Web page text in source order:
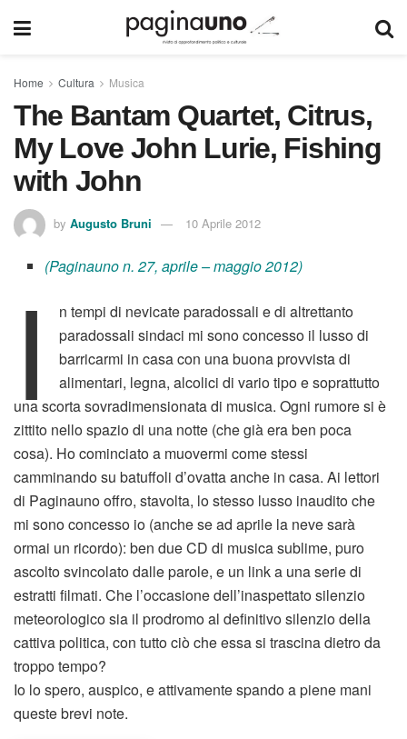
Home Cultura Musica
The Bantam Quartet, Citrus,
My Love John Lurie, Fishing
with John
by Augusto Bruni 10 Aprile 2012
(Paginauno n. 27, aprile – maggio 2012)
I
n tempi di nevicate paradossali e di altrettanto
paradossali sindaci mi sono concesso il lusso di
barricarmi in casa con una buona provvista di
alimentari, legna, alcolici di vario tipo e soprattutto
una scorta sovradimensionata di musica. Ogni rumore si è
zittito nello spazio di una notte (che già era ben poca
cosa). Ho cominciato a muovermi come stessi
camminando su batuffoli d’ovatta anche in casa. Ai lettori
di Paginauno offro, stavolta, lo stesso lusso inaudito che
mi sono concesso io (anche se ad aprile la neve sarà
ormai un ricordo): ben due CD di musica sublime, puro
ascolto svincolato dalle parole, e un link a una serie di
estratti filmati. Che l’occasione dell’inaspettato silenzio
meteorologico sia il prodromo al definitivo silenzio della
cattiva politica, con tutto ciò che essa si trascina dietro da
troppo tempo?
Io lo spero, auspico, e attivamente spando a piene mani
queste brevi note.